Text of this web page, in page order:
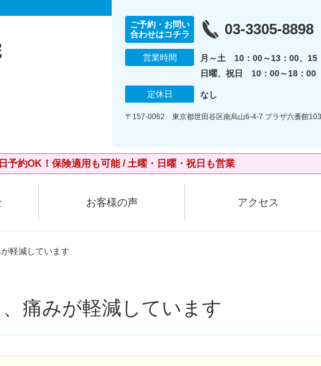
ご予約・お問い
合わせはコチラ
03-3305-8898
営業時間
月～土 10：00～13：00、15
日曜、祝日 10：00～18：00
定休日 なし
〒157-0062 東京都世田谷区南烏山6-4-7 プラザ六番館
予約OK！保険適用も可能 / 土曜・日曜・祝日も営業
お客様の声 アクセス
軽減しています
痛みが軽減しています